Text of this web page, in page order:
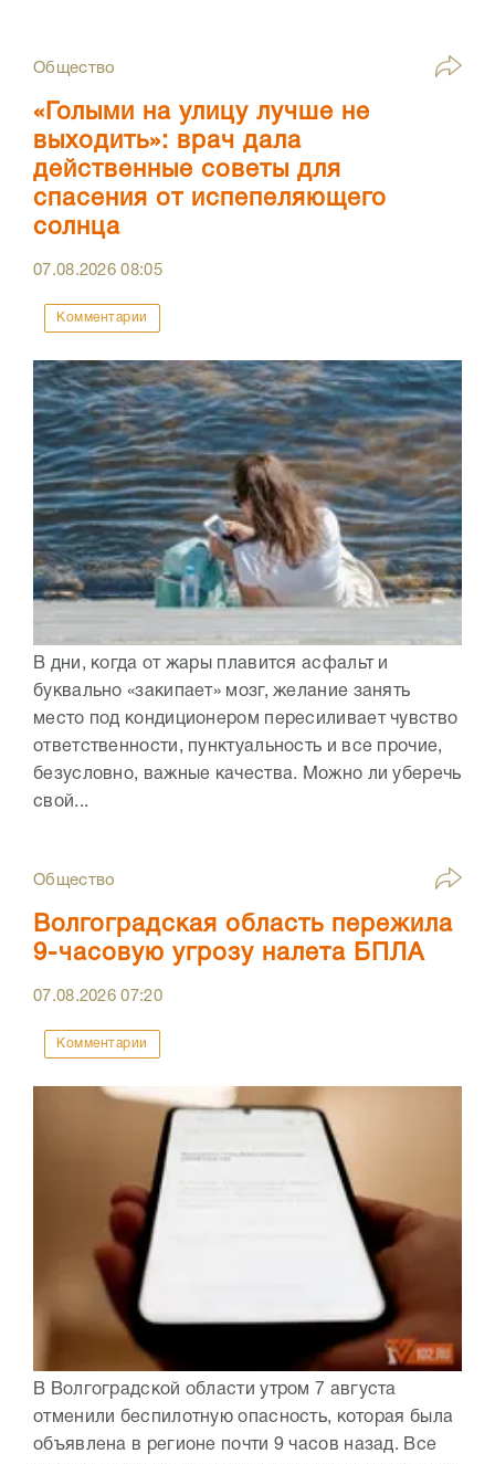
Общество
«Голыми на улицу лучше не
выходить»: врач дала
действенные советы для
спасения от испепеляющего
солнца
07.08.202608:05
Комментарии
В дни, когда от жары плавится асфальт и
буквально «закипает» мозг, желание занять
место под кондиционером пересиливает чувство
ответственности, пунктуальность и все прочие,
безусловно, важные качества. Можно ли уберечь
свой...
Общество
Волгоградская область пережила
9-часовую угрозу налета БПЛА
07.08.202607:20
Комментарии
В Волгоградской области утром 7 августа
отменили беспилотную опасность, которая была
объявлена в регионе почти 9 часов назад. Все